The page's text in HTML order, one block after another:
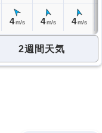
4 m/s 4 m/s 4 m/s
2週間天気